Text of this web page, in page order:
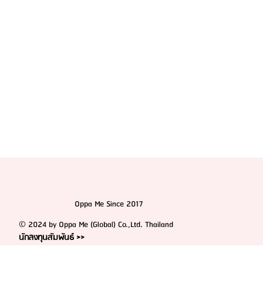
Oppa Me Since 2017
© 2024 by Oppa Me (Global) Co.,Ltd. Thailand
นักลงทุนสัมพันธ์ >>